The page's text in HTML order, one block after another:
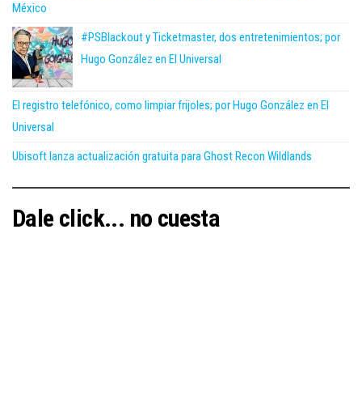
México
#PSBlackout y Ticketmaster, dos entretenimientos; por
Hugo González en El Universal
El registro telefónico, como limpiar frijoles; por Hugo González en El
Universal
Ubisoft lanza actualización gratuita para Ghost Recon Wildlands
Dale click... no cuesta